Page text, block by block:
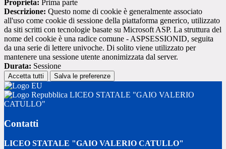
Proprieta: Prima parte
Descrizione: Questo nome di cookie è generalmente associato
all'uso come cookie di sessione della piattaforma generico, utilizzato
da siti scritti con tecnologie basate su Microsoft ASP. La struttura del
nome del cookie è una radice comune - ASPSESSIONID, seguita
da una serie di lettere univoche. Di solito viene utilizzato per
mantenere una sessione utente anonimizzata dal server.
Durata: Sessione
Accetta tutti Salva le preferenze
LICEO STATALE "GAIO VALERIO
CATULLO"
Contatti
LICEO STATALE "GAIO VALERIO CATULLO"